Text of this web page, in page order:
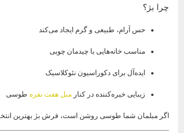
چرا بژ؟
حس آرام، طبیعی و گرم ایجاد می‌کند
مناسب خانه‌هایی با چیدمان چوبی
ایده‌آل برای دکوراسیون نئوکلاسیک
زیبایی خیره‌کننده در کنارمبل هفت نفره طوسی
اگر مبلمان شما طوسی روشن است، فرش بژ بهترین